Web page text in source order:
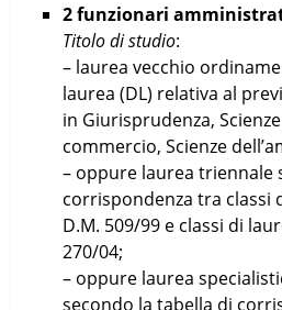
2 funzionari
Titolo di studio:
– laurea vecchio
laurea (DL) relativa al
in Giurisprudenza,
commercio, Scienze
– oppure laurea triennale
corrispondenza tra classi
D.M. 509/99 e classi di
270/04;
– oppure laurea
secondo la tabella di